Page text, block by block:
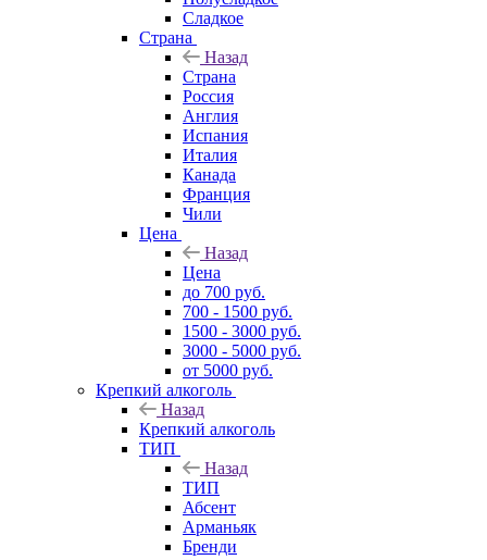
Сладкое
Страна
Назад
Страна
Россия
Англия
Испания
Италия
Канада
Франция
Чили
Цена
Назад
Цена
до 700 руб.
700 - 1500 руб.
1500 - 3000 руб.
3000 - 5000 руб.
от 5000 руб.
Крепкий алкоголь
Назад
Крепкий алкоголь
ТИП
Назад
ТИП
Абсент
Арманьяк
Бренди